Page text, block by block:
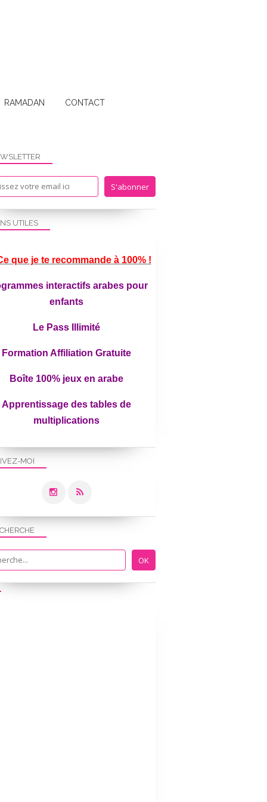
RAMADAN CONTACT
ECOLE A LA MAISON
IEF
FICHES ÉDUCATIVES PAR UMMI
MOI
UTILES
que je te recommande à 100% !
interactifs arabes pour
enfants
Le Pass Illimité
Formation Affiliation Gratuite
Boîte 100% jeux en arabe
Apprentissage des tables de
multiplications